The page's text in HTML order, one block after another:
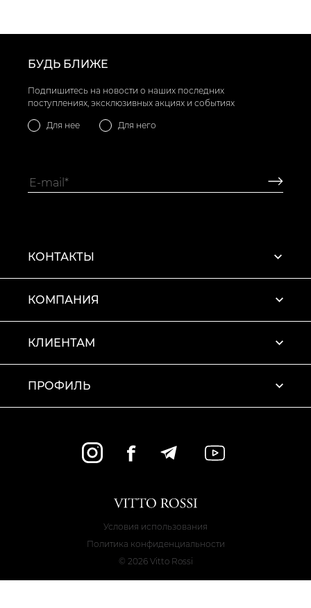
БУДЬ БЛИЖЕ
Подпишитесь на новости о наших последних
поступлениях, эксклюзивных акциях и событиях
Для нее Для него
КОНТАКТЫ
КОМПАНИЯ
КЛИЕНТАМ
ПРОФИЛЬ
Условия использования
Политика конфиденциальности
© 2026 Vitto Rossi